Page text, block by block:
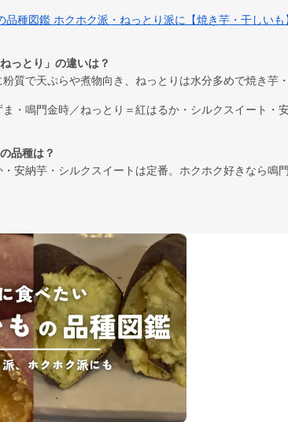
品種図鑑 ホクホク派・ねっとり派に【焼き芋・干しいも
っとり」の違いは？
質で天ぷらや煮物向き、ねっとりは水分多めで焼き芋
・鳴門金時／ねっとり＝紅はるか・シルクスイート・安
品種は？
安納芋・シルクスイートは定番。ホクホク好きなら鳴